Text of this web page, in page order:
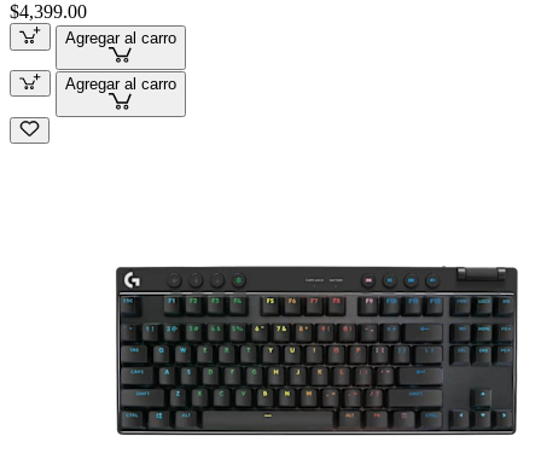
$4,399.00
Agregar al carro
Agregar al carro